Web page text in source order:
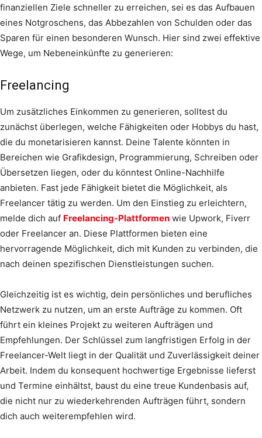
finanziellen Ziele schneller zu erreichen, sei es das Aufbauen
eines Notgroschens, das Abbezahlen von Schulden oder das
Sparen für einen besonderen Wunsch. Hier sind zwei effektive
Wege, um Nebeneinkünfte zu generieren:
Freelancing
Um zusätzliches Einkommen zu generieren, solltest du
zunächst überlegen, welche Fähigkeiten oder Hobbys du hast,
die du monetarisieren kannst. Deine Talente könnten in
Bereichen wie Grafikdesign, Programmierung, Schreiben oder
Übersetzen liegen, oder du könntest Online-Nachhilfe
anbieten. Fast jede Fähigkeit bietet die Möglichkeit, als
Freelancer tätig zu werden. Um den Einstieg zu erleichtern,
melde dich auf Freelancing-Plattformen wie Upwork, Fiverr
oder Freelancer an. Diese Plattformen bieten eine
hervorragende Möglichkeit, dich mit Kunden zu verbinden, die
nach deinen spezifischen Dienstleistungen suchen.
Gleichzeitig ist es wichtig, dein persönliches und berufliches
Netzwerk zu nutzen, um an erste Aufträge zu kommen. Oft
führt ein kleines Projekt zu weiteren Aufträgen und
Empfehlungen. Der Schlüssel zum langfristigen Erfolg in der
Freelancer-Welt liegt in der Qualität und Zuverlässigkeit deiner
Arbeit. Indem du konsequent hochwertige Ergebnisse lieferst
und Termine einhältst, baust du eine treue Kundenbasis auf,
die nicht nur zu wiederkehrenden Aufträgen führt, sondern
dich auch weiterempfehlen wird.